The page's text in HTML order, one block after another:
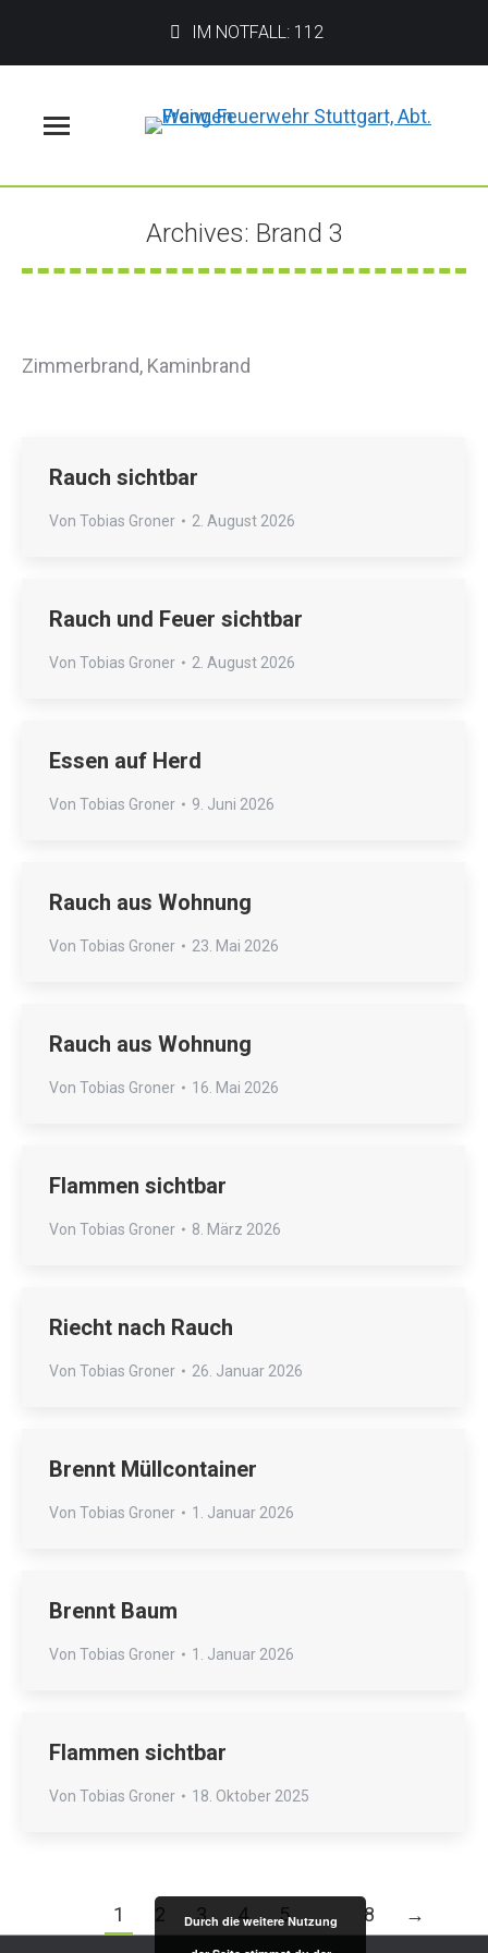
IM NOTFALL: 112
Archives: Brand 3
Sie befinden sich hier:
Zimmerbrand, Kaminbrand
Rauch sichtbar
Von Tobias Groner 2. August 2026
Rauch und Feuer sichtbar
Von Tobias Groner 2. August 2026
Essen auf Herd
Von Tobias Groner 9. Juni 2026
Rauch aus Wohnung
Von Tobias Groner 23. Mai 2026
Rauch aus Wohnung
Von Tobias Groner 16. Mai 2026
Flammen sichtbar
Von Tobias Groner 8. März 2026
Riecht nach Rauch
Von Tobias Groner 26. Januar 2026
Brennt Müllcontainer
Von Tobias Groner 1. Januar 2026
Brennt Baum
Von Tobias Groner 1. Januar 2026
Flammen sichtbar
Von Tobias Groner 18. Oktober 2025
1 2 3 4 5 … 8 →
Durch die weitere Nutzung